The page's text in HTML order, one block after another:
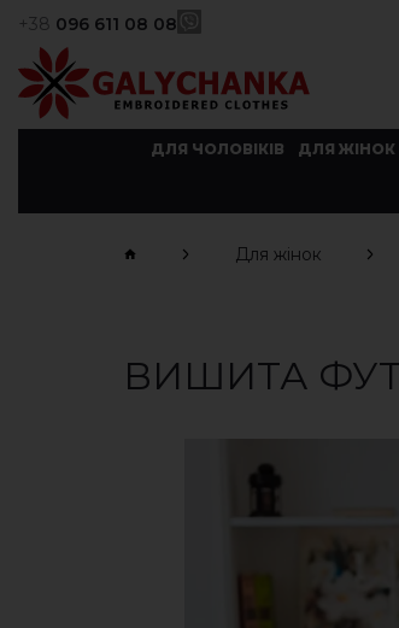
+38 096 611 08 08
ДЛЯ ЧОЛОВІКІВ ДЛЯ ЖІНОК
Для жінок
ВИШИТА